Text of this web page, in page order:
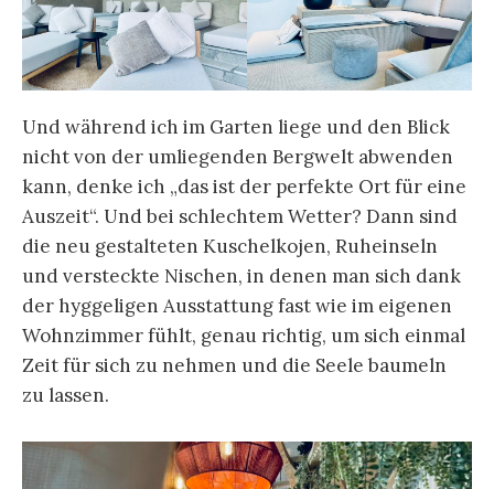
Und während ich im Garten liege und den Blick
nicht von der umliegenden Bergwelt abwenden
kann, denke ich „das ist der perfekte Ort für eine
Auszeit“. Und bei schlechtem Wetter? Dann sind
die neu gestalteten Kuschelkojen, Ruheinseln
und versteckte Nischen, in denen man sich dank
der hyggeligen Ausstattung fast wie im eigenen
Wohnzimmer fühlt, genau richtig, um sich einmal
Zeit für sich zu nehmen und die Seele baumeln
zu lassen.